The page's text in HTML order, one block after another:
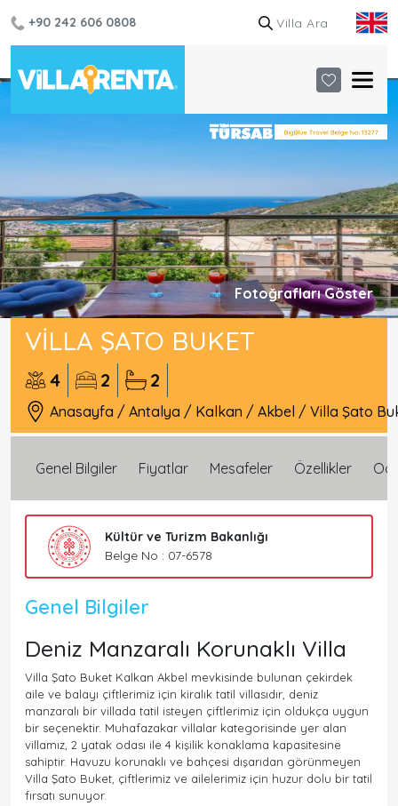
+90 242 606 0808
Fotoğrafları Göster
VILLA ŞATO BUKET
4 2 2
Anasayfa / Antalya / Kalkan / Akbel / Villa Şato
Genel Bilgiler Fiyatlar Mesafeler Özellikler
Kültür ve Turizm Bakanlığı
Belge No : 07-6578
Genel Bilgiler
Deniz Manzaralı Korunaklı Villa
Villa Şato Buket Kalkan Akbel mevkisinde bulunan çekirdek
aile ve balayı çiftlerimiz için kiralık tatil villasıdır, deniz
manzaralı bir villada tatil isteyen çiftlerimiz için oldukça uygun
bir seçenektir. Muhafazakar villalar kategorisinde yer alan
villamız, 2 yatak odası ile 4 kişilik konaklama kapasitesine
sahiptir. Havuzu korunaklı ve bahçesi dışarıdan görünmeyen
Villa Şato Buket, çiftlerimiz ve ailelerimiz için huzur dolu bir tatil
fırsatı sunuyor.